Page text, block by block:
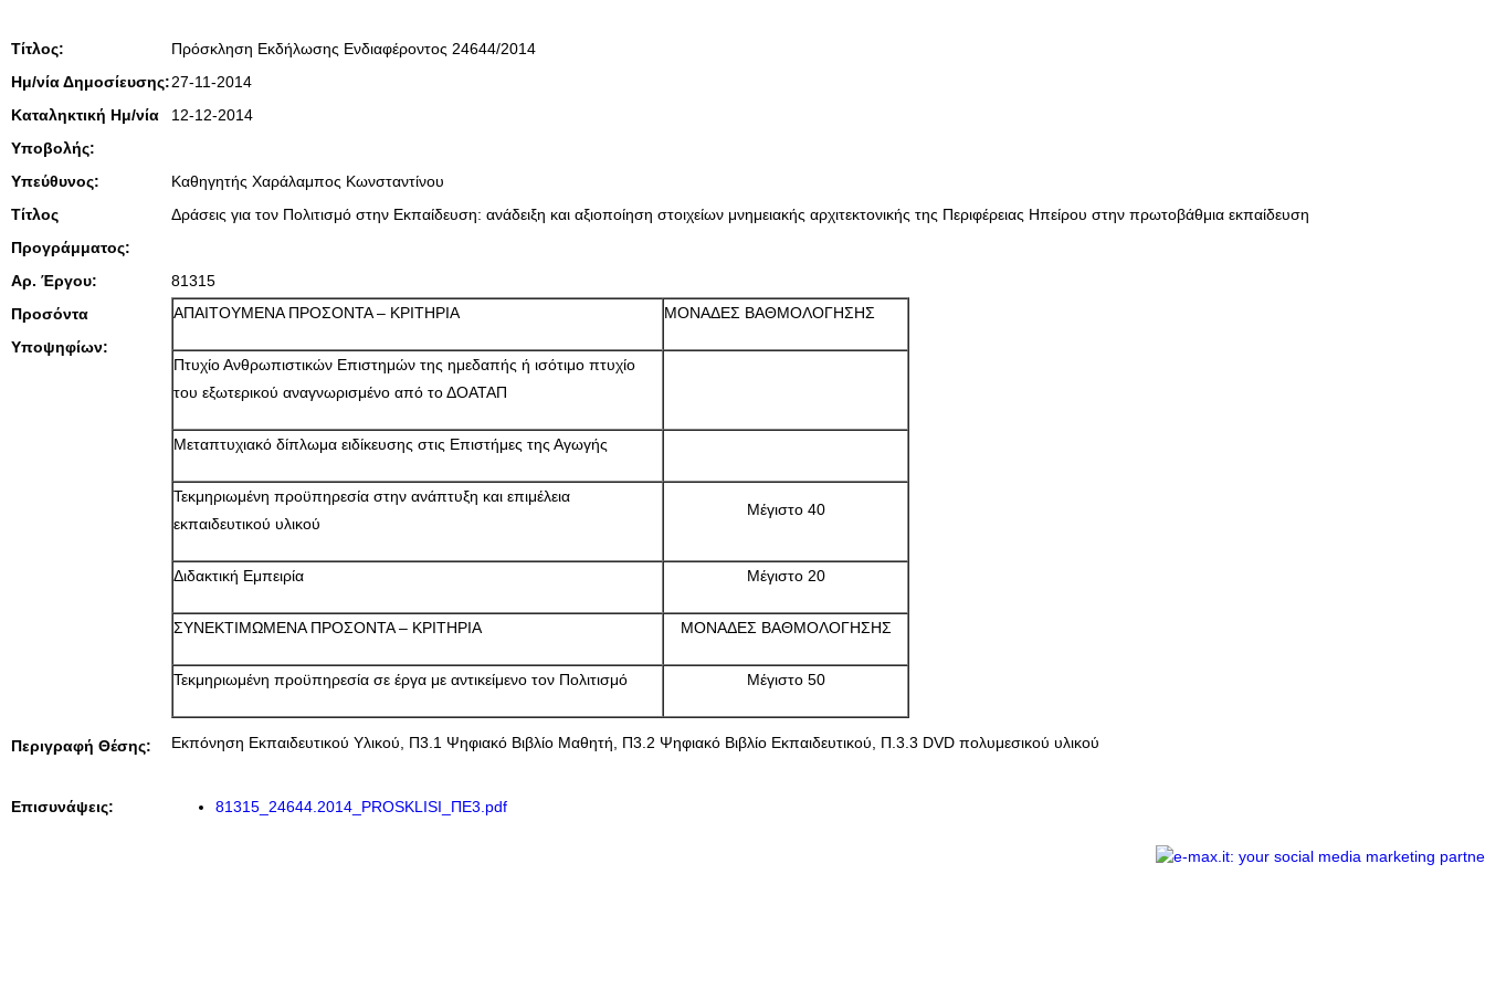
Τίτλος:
Πρόσκληση Εκδήλωσης Ενδιαφέροντος 24644/2014
Ημ/νία Δημοσίευσης:27-11-2014
Καταληκτική Ημ/νία
Υποβολής:
12-12-2014
Υπεύθυνος:
Καθηγητής Χαράλαμπος Κωνσταντίνου
Τίτλος
Προγράμματος:
Δράσεις για τον Πολιτισμό στην Εκπαίδευση: ανάδειξη και αξιοποίηση στοιχείων μνημειακής αρχιτεκτονικής της Περιφέρειας Ηπείρου στην πρωτοβάθμια εκπαίδευση
Αρ. Έργου:
81315
Προσόντα
Υποψηφίων:
ΑΠΑΙΤΟΥΜΕΝΑ ΠΡΟΣΟΝΤΑ – ΚΡΙΤΗΡΙΑ ΜΟΝΑΔΕΣ ΒΑΘΜΟΛΟΓΗΣΗΣ
Πτυχίο Ανθρωπιστικών Επιστημών της ημεδαπής ή ισότιμο πτυχίο
του εξωτερικού αναγνωρισμένο από το ΔΟΑΤΑΠ
Μεταπτυχιακό δίπλωμα ειδίκευσης στις Επιστήμες της Αγωγής
Τεκμηριωμένη προϋπηρεσία στην ανάπτυξη και επιμέλεια
εκπαιδευτικού υλικού
Μέγιστο 40
Διδακτική Εμπειρία Μέγιστο 20
ΣΥΝΕΚΤΙΜΩΜΕΝΑ ΠΡΟΣΟΝΤΑ – ΚΡΙΤΗΡΙΑ ΜΟΝΑΔΕΣ ΒΑΘΜΟΛΟΓΗΣΗΣ
Τεκμηριωμένη προϋπηρεσία σε έργα με αντικείμενο τον Πολιτισμό Μέγιστο 50
Περιγραφή Θέσης: Εκπόνηση Εκπαιδευτικού Υλικού, Π3.1 Ψηφιακό Βιβλίο Μαθητή, Π3.2 Ψηφιακό Βιβλίο Εκπαιδευτικού, Π.3.3 DVD πολυμεσικού υλικού
Επισυνάψεις: 81315_24644.2014_PROSKLISI_ΠΕ3.pdf